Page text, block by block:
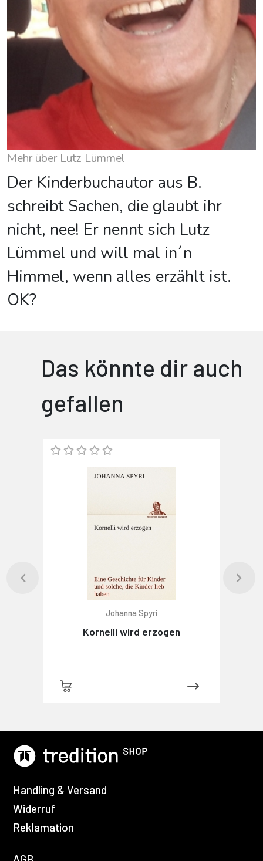
Mehr über Lutz Lümmel
Der Kinderbuchautor aus B.
schreibt Sachen, die glaubt ihr
nicht, nee! Er nennt sich Lutz
Lümmel und will mal in´n
Himmel, wenn alles erzählt ist.
OK?
Das könnte dir auch
gefallen
Johanna Spyri
Kornelli wird erzogen
Handling & Versand
Widerruf
Reklamation